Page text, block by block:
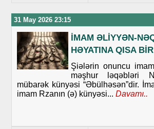
31 May 2026 23:15
İMAM ƏLİYYƏN-
HƏYATINA QISA
Şiələrin onuncu
məşhur ləqəbləri
mübarək künyəsi “Əbülhəsən”dir.
imam Rzanın (ə) künyəsi... Davamı..